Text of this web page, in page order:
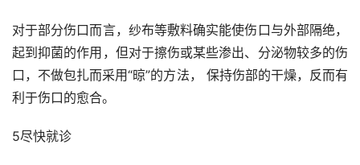
对于部分伤口而言，纱布等敷料确实能使伤口与外部隔绝，
起到抑菌的作用，但对于擦伤或某些渗出、分泌物较多的伤
口，不做包扎而采用“晾”的方法， 保持伤部的干燥，反而有
利于伤口的愈合。
5尽快就诊